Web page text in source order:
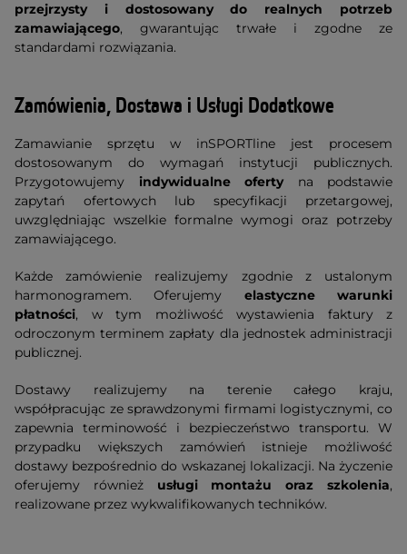
przejrzysty i dostosowany do realnych potrzeb
zamawiającego, gwarantując trwałe i zgodne ze
standardami rozwiązania.
Zamówienia, Dostawa i Usługi Dodatkowe
Zamawianie sprzętu w inSPORTline jest procesem
dostosowanym do wymagań instytucji publicznych.
Przygotowujemy indywidualne ofertyna podstawie
zapytań ofertowych lub specyfikacji przetargowej,
uwzględniając wszelkie formalne wymogi oraz potrzeby
zamawiającego.
Każde zamówienie realizujemy zgodnie z ustalonym
harmonogramem. Oferujemy elastyczne warunki
płatności, w tym możliwość wystawienia faktury z
odroczonym terminem zapłaty dla jednostek administracji
publicznej.
Dostawy realizujemy na terenie całego kraju,
współpracując ze sprawdzonymi firmami logistycznymi, co
zapewnia terminowość i bezpieczeństwo transportu. W
przypadku większych zamówień istnieje możliwość
dostawy bezpośrednio do wskazanej lokalizacji. Na życzenie
oferujemy również usługi montażu oraz szkolenia,
realizowane przez wykwalifikowanych techników.